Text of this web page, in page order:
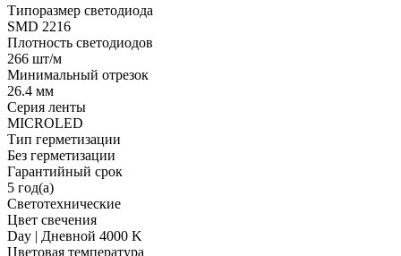
Типоразмер светодиода
SMD 2216
Плотность светодиодов
266 шт/м
Минимальный отрезок
26.4 мм
Серия ленты
MICROLED
Тип герметизации
Без герметизации
Гарантийный срок
5 год(а)
Светотехнические
Цвет свечения
Day | Дневной 4000 K
Цветовая температура